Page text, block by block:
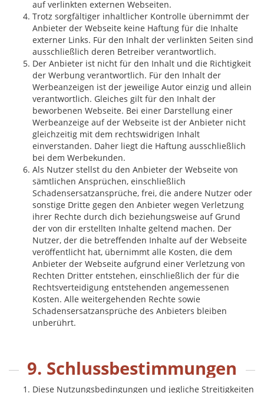
auf verlinkten externen Webseiten.
Trotz sorgfältiger inhaltlicher Kontrolle übernimmt der
Anbieter der Webseite keine Haftung für die Inhalte
externer Links. Für den Inhalt der verlinkten Seiten sind
ausschließlich deren Betreiber verantwortlich.
Der Anbieter ist nicht für den Inhalt und die Richtigkeit
der Werbung verantwortlich. Für den Inhalt der
Werbeanzeigen ist der jeweilige Autor einzig und allein
verantwortlich. Gleiches gilt für den Inhalt der
beworbenen Webseite. Bei einer Darstellung einer
Werbeanzeige auf der Webseite ist der Anbieter nicht
gleichzeitig mit dem rechtswidrigen Inhalt
einverstanden. Daher liegt die Haftung ausschließlich
bei dem Werbekunden.
Als Nutzer stellst du den Anbieter der Webseite von
sämtlichen Ansprüchen, einschließlich
Schadensersatzansprüche, frei, die andere Nutzer oder
sonstige Dritte gegen den Anbieter wegen Verletzung
ihrer Rechte durch dich beziehungsweise auf Grund
der von dir erstellten Inhalte geltend machen. Der
Nutzer, der die betreffenden Inhalte auf der Webseite
veröffentlicht hat, übernimmt alle Kosten, die dem
Anbieter der Webseite aufgrund einer Verletzung von
Rechten Dritter entstehen, einschließlich der für die
Rechtsverteidigung entstehenden angemessenen
Kosten. Alle weitergehenden Rechte sowie
Schadensersatzansprüche des Anbieters bleiben
unberührt.
9. Schlussbestimmungen
Diese Nutzungsbedingungen und jegliche Streitigkeiten